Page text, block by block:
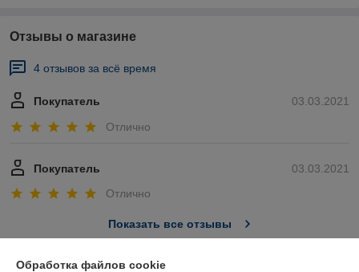
Отзывы о магазине
4 отзывов за всё время
03.03.2021
Покупатель
Отлично
03.03.2021
Покупатель
Отлично
Показать все отзывы
Обработка файлов cookie